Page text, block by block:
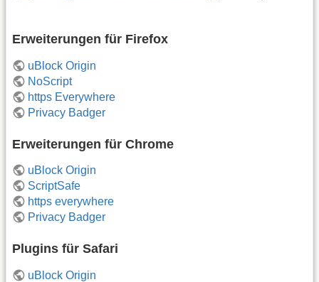
Erweiterungen für Firefox
uBlock Origin
NoScript
https Everywhere
Privacy Badger
Erweiterungen für Chrome
uBlock Origin
ScriptSafe
https everywhere
Privacy Badger
Plugins für Safari
uBlock Origin